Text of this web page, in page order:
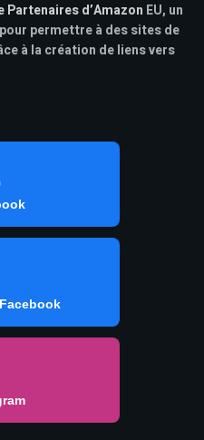
Partenaires d’Amazon EU, un
permettre à des sites de
à la création de liens vers